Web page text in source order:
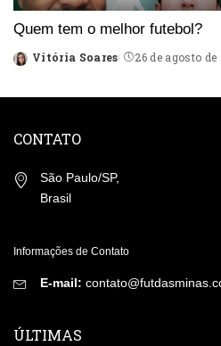
Quem tem o melhor futebol?
Posted
Vitória Soares 26 de agosto de
CONTATO
São Paulo/SP,
Brasil
Informações de Contato
E-mail:
ÚLTIMAS